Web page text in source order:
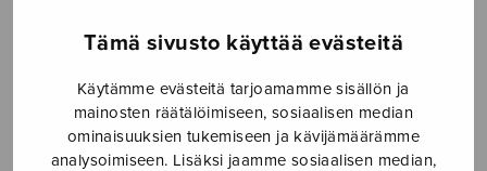
Tämä sivusto käyttää evästeitä
Käytämme evästeitä tarjoamamme sisällön ja
mainosten räätälöimiseen, sosiaalisen median
ominaisuuksien tukemiseen ja kävijämäärämme
analysoimiseen. Lisäksi jaamme sosiaalisen median,
Etusivu › Nuottikauppa › Sekakuoro
Heinillä
härkien kaukalon